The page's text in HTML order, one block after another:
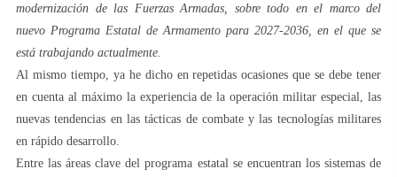
modernización de las Fuerzas Armadas, sobre todo en el marco del
nuevo Programa Estatal de Armamento para 2027-2036, en el que se
está trabajando actualmente.
Al mismo tiempo, ya he dicho en repetidas ocasiones que se debe tener
en cuenta al máximo la experiencia de la operación militar especial, las
nuevas tendencias en las tácticas de combate y las tecnologías militares
en rápido desarrollo.
Entre las áreas clave del programa estatal se encuentran los sistemas de